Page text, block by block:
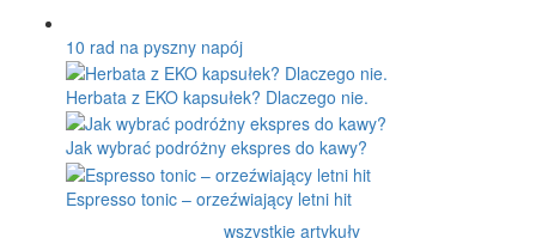
10 rad na pyszny napój
Herbata z EKO kapsułek? Dlaczego nie.
Jak wybrać podróżny ekspres do kawy?
Espresso tonic – orzeźwiający letni hit
wszystkie artykuły